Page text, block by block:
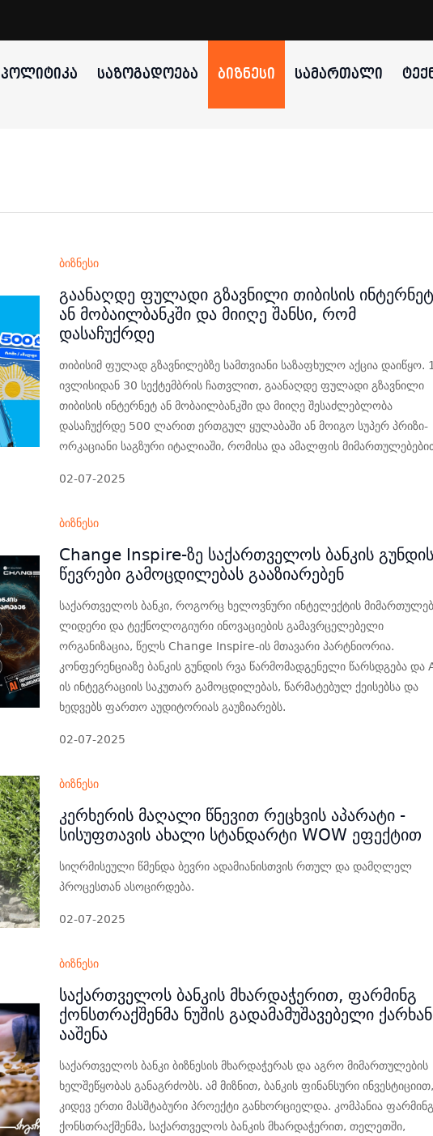
ᲞᲝᲚᲘᲢᲘᲙᲐ ᲡᲐᲖᲝᲒᲐᲓᲝᲔᲑᲐ ᲑᲘᲖᲜᲔᲡᲘ ᲡᲐᲛᲐᲠᲗᲐᲚᲘ
ბიზნესი
გაანაღდე ფულადი გზავნილი თიბისის ინტერნეტ
ან მობაილბანკში და მიიღე შანსი, რომ
დასაჩუქრდე
თიბისიმ ფულად გზავნილებზე სამთვიანი საზაფხულო აქცია დაიწყო. 1
ივლისიდან 30 სექტემბრის ჩათვლით, გაანაღდე ფულადი გზავნილი
თიბისის ინტერნეტ ან მობაილბანკში და მიიღე შესაძლებლობა
დასაჩუქრდე 500 ლარით ერთგულ ყულაბაში ან მოიგო სუპერ პრიზი-
ორკაციანი საგზური იტალიაში, რომისა და ამალფის
02-07-2025
ბიზნესი
Change Inspire-ზე საქართველოს ბანკის გუნდის
წევრები გამოცდილებას გააზიარებენ
საქართველოს ბანკი, როგორც ხელოვნური ინტელექტის
ლიდერი და ტექნოლოგიური ინოვაციების გამავრცელებელი
ორგანიზაცია, წელს Change Inspire-ის მთავარი პარტნიორია.
კონფერენციაზე ბანკის გუნდის რვა წარმომადგენელი წარსდგება და
ის ინტეგრაციის საკუთარ გამოცდილებას, წარმატებულ ქეისებსა და
ხედვებს ფართო აუდიტორიას გაუზიარებს.
02-07-2025
ბიზნესი
კერხერის მაღალი წნევით რეცხვის აპარატი -
სისუფთავის ახალი სტანდარტი WOW ეფექტით
სიღრმისეული წმენდა ბევრი ადამიანისთვის რთულ და დამღლელ
პროცესთან ასოცირდება.
02-07-2025
ბიზნესი
საქართველოს ბანკის მხარდაჭერით, ფარმინგ
ქონსთრაქშენმა ნუშის გადამამუშავებელი
ააშენა
საქართველოს ბანკი ბიზნესის მხარდაჭერას და აგრო მიმართულების
ხელშეწყობას განაგრძობს. ამ მიზნით, ბანკის ფინანსური ინვესტიციით,
კიდევ ერთი მასშტაბური პროექტი განხორციელდა. კომპანია ფარმინგ
ქონსთრაქშენმა, საქართველოს ბანკის მხარდაჭერით, თელეთში,